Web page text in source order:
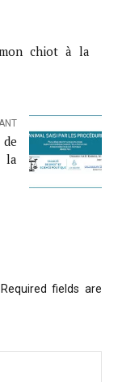
mon chiot à la
la
fields are